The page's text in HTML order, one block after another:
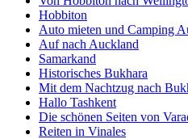
Hobbiton
Auto mieten und Camping
Auf nach Auckland
Samarkand
Historisches Bukhara
Mit dem Nachtzug nach
Hallo Tashkent
Die schönen Seiten von
Reiten in Vinales